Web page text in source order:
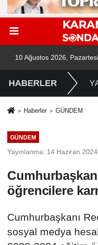
10 Ağustos 2026, Pazartesi
HABERLER
Haberler GÜNDEM
GÜNDEM
Yayınlanma: 14 Haziran
öğrencilere
Cumhurbaşkanı
sosyal medya